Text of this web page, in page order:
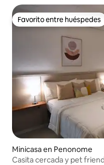
Favorito entre huéspedes
Favorito entre huéspedes
Minicasa en Penonome
Casita cercada y pet